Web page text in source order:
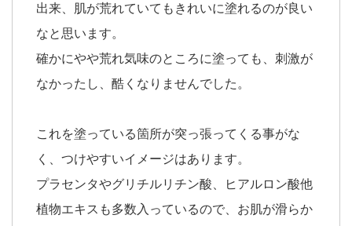
出来、肌が荒れていてもきれいに塗れるのが良い
なと思います。
確かにやや荒れ気味のところに塗っても、刺激が
なかったし、酷くなりませんでした。
これを塗っている箇所が突っ張ってくる事がな
く、つけやすいイメージはあります。
プラセンタやグリチルリチン酸、ヒアルロン酸他
植物エキスも多数入っているので、お肌が滑らか